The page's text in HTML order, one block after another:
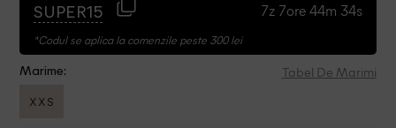
SUPER15 7z 7ore 44m 33s
*Codul se aplica la comenzile peste 300 lei
Marime: Tabel De Marimi
XXS